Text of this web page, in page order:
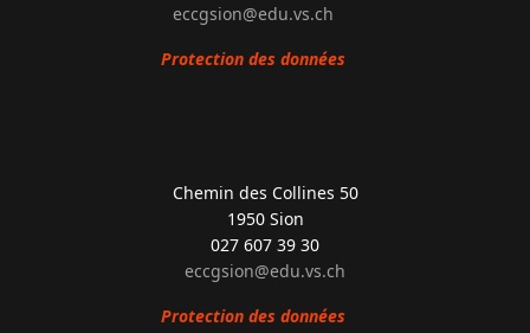
eccgsion@edu.vs.ch
Protection des données
Chemin des Collines 50
1950 Sion
027 607 39 30
eccgsion@edu.vs.ch
Protection des données